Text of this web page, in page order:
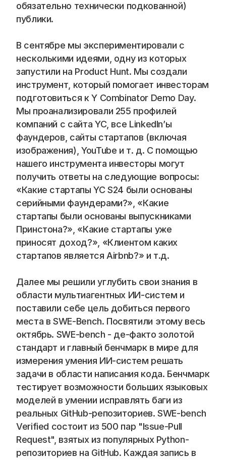
обязательно технически подкованной)
публики.
В сентябре мы экспериментировали с
несколькими идеями, одну из которых
запустили на Product Hunt. Мы создали
инструмент, который помогает инвесторам
подготовиться к Y Combinator Demo Day.
Мы проанализировали 255 профилей
компаний с сайта YC, все LinkedIn’ы
фаундеров, сайты стартапов (включая
изображения), YouTube и т. д. С помощью
нашего инструмента инвесторы могут
получить ответы на следующие вопросы:
«Какие стартапы YC S24 были основаны
серийными фаундерами?», «Какие
стартапы были основаны выпускниками
Принстона?», «Какие стартапы уже
приносят доход?», «Клиентом каких
стартапов является Airbnb?» и т.д.
Далее мы решили углубить свои знания в
области мультиагентных ИИ-систем и
поставили себе цель добиться первого
места в SWE-Bench. Посвятили этому весь
октябрь. SWE-bench - де-факто золотой
стандарт и главный бенчмарк в мире для
измерения умения ИИ-систем решать
задачи в области написания кода. Бенчмарк
тестирует возможности больших языковых
моделей в умении исправлять баги из
реальных GitHub-репозиториев. SWE-bench
Verified состоит из 500 пар "Issue-Pull
Request", взятых из популярных Python-
репозиториев на GitHub. Каждая запись в